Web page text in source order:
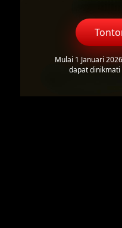
Mulai 1 Januari
dapat dinikmati